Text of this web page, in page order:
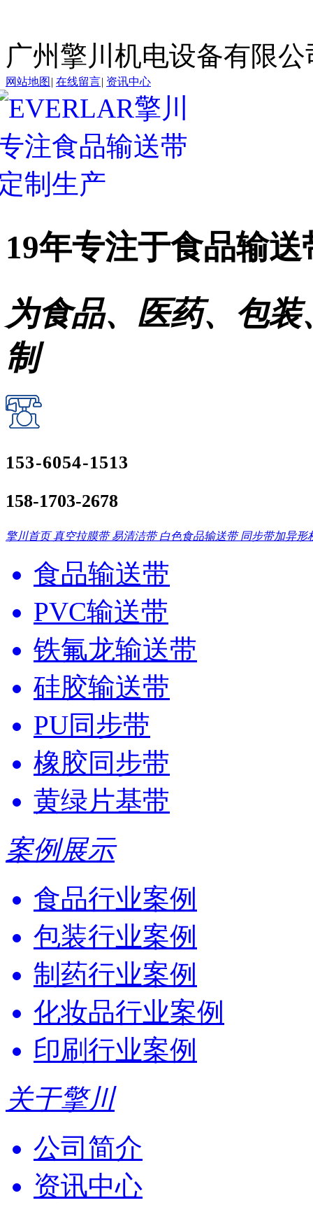
广州擎川机电设备有限
网站地图 | 在线留言| 资讯中心
19年专注于食品输送
为食品、医药、包
制
153-6054-1513
158-1703-2678
擎川首页 真空拉膜带 易清洁带 白色食品输送带 同步带加异形
食品输送带
PVC输送带
铁氟龙输送带
硅胶输送带
PU同步带
橡胶同步带
黄绿片基带
案例展示
食品行业案例
包装行业案例
制药行业案例
化妆品行业案例
印刷行业案例
关于擎川
公司简介
资讯中心